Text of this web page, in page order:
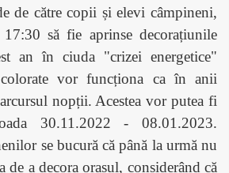
de către copii și elevi câmpineni,
să fie aprinse decorațiunile
an în ciuda "crizei energetice"
vor funcționa ca în anii
nopții. Acestea vor putea fi
30.11.2022 - 08.01.2023.
se bucură că până la urmă nu
de a decora orașul, considerând că